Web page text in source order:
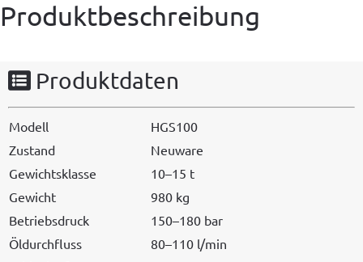
Produktbeschreibung
Produktdaten
Mod­ell
HGS100
Zus­tand
Neuware
Gewicht­sklasse
10–15 t
Gewicht
980 kg
Betrieb­s­druck
150–180 bar
Öldurch­fluss
80–110 l/min